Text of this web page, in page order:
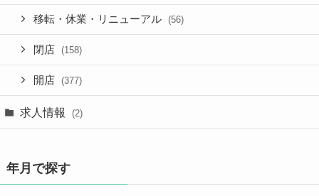
移転・休業・リニューアル (56)
閉店 (158)
開店 (377)
求人情報 (2)
年月で探す